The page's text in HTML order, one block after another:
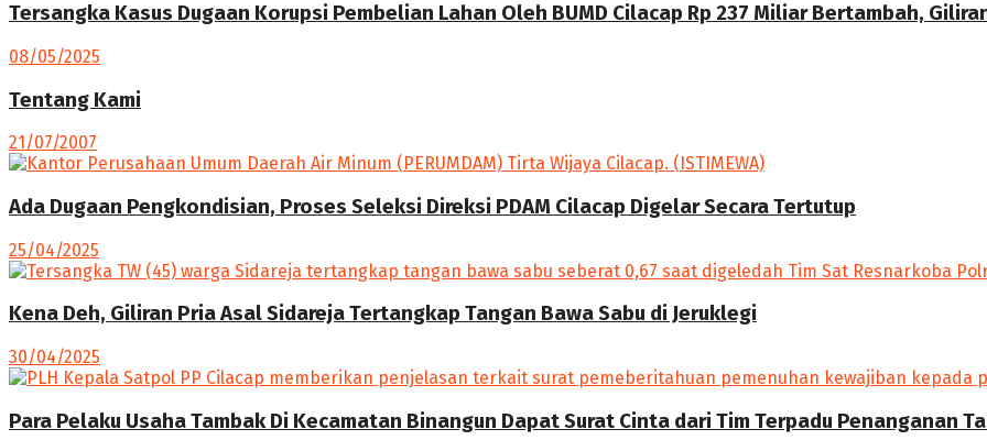
Tersangka Kasus Dugaan Korupsi Pembelian Lahan Oleh BUMD Cilacap Rp 237 Miliar Bertambah,
08/05/2025
Tentang Kami
21/07/2007
Ada Dugaan Pengkondisian, Proses Seleksi Direksi PDAM Cilacap Digelar Secara Tertutup
25/04/2025
Kena Deh, Giliran Pria Asal Sidareja Tertangkap Tangan Bawa Sabu di Jeruklegi
30/04/2025
Para Pelaku Usaha Tambak Di Kecamatan Binangun Dapat Surat Cinta dari Tim Terpadu Penanganan